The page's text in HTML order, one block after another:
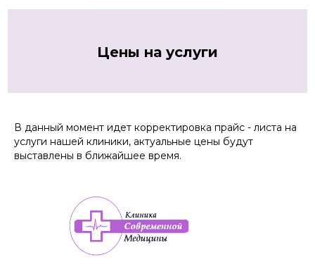
Цены на услуги
В данный момент идет корректировка прайс - листа на
услуги нашей клиники, актуальные цены будут
выставлены в ближайшее время.